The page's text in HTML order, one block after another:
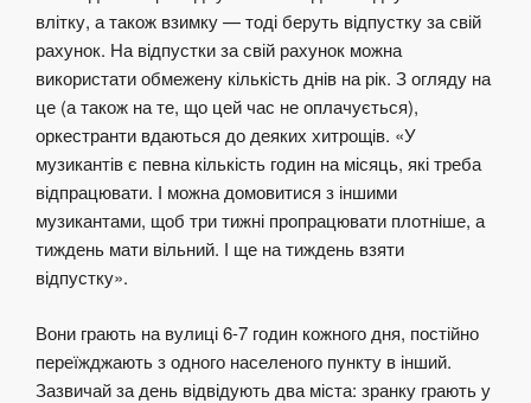
влітку, а також взимку — тоді беруть відпустку за свій
рахунок. На відпустки за свій рахунок можна
використати обмежену кількість днів на рік. З огляду на
це (а також на те, що цей час не оплачується),
оркестранти вдаються до деяких хитрощів. «У
музикантів є певна кількість годин на місяць, які треба
відпрацювати. І можна домовитися з іншими
музикантами, щоб три тижні пропрацювати плотніше, а
тиждень мати вільний. І ще на тиждень взяти
відпустку».
Вони грають на вулиці 6-7 годин кожного дня, постійно
переїжджають з одного населеного пункту в інший.
Зазвичай за день відвідують два міста: зранку грають у